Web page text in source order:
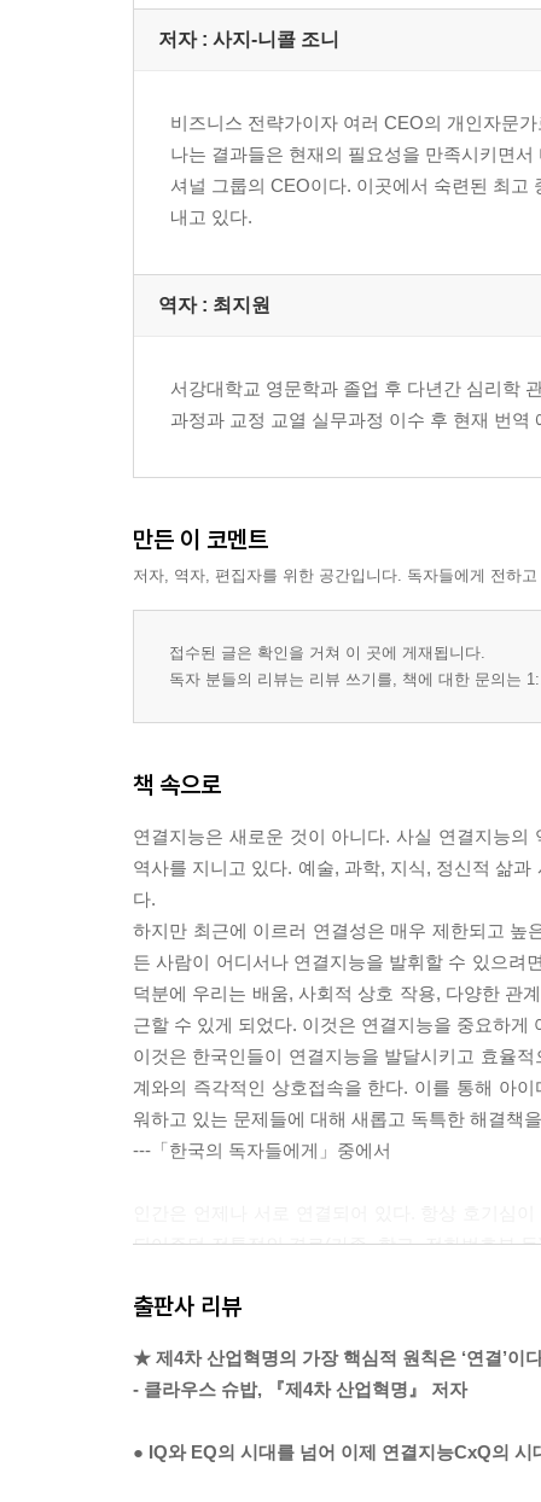
* 연결지능 워크플랜
* 나의 연결지능 지수는?
* 연결지능 오리엔테이션
* 연결지능 독서토론 가이드
* 연결지능 개요
참고문헌
저자 : 사지-니콜 조니
비즈니스 전략가이자 여러 CEO의 개인자문
나는 결과들은 현재의 필요성을 만족시키면
셔널 그룹의 CEO이다. 이곳에서 숙련된 최고
내고 있다.
역자 : 최지원
서강대학교 영문학과 졸업 후 다년간 심리학
과정과 교정 교열 실무과정 이수 후 현재 번
만든 이 코멘트
저자, 역자, 편집자를 위한 공간입니다. 독자들에게 전하
접수된 글은 확인을 거쳐 이 곳에 게재됩니다.
독자 분들의 리뷰는 리뷰 쓰기를, 책에 대한 문의는
책 속으로
연결지능은 새로운 것이 아니다. 사실 연결지능
역사를 지니고 있다. 예술, 과학, 지식, 정신적 삶
다.
하지만 최근에 이르러 연결성은 매우 제한되고 높
든 사람이 어디서나 연결지능을 발휘할 수 있으려
덕분에 우리는 배움, 사회적 상호 작용, 다양한 관
근할 수 있게 되었다. 이것은 연결지능을 중요하게
이것은 한국인들이 연결지능을 발달시키고 효율
계와의 즉각적인 상호접속을 한다. 이를 통해 아
워하고 있는 문제들에 대해 새롭고 독특한 해결책
---「한국의 독자들에게」중에서
되어주던 전통적인 경로(가족, 학교, 전화번호부
연결지능의 본질이 대중적이라는 점이다.
떻게 훨씬 더 빨리 정돈해낼 수 있을까? 어떻게
거대한 오락적 요소들을 극복하여 좀 더 높은 목
---「CHAPTER 01 거대한 물결」중에서
출판사 리뷰
★ 제4차 산업혁명의 가장 핵심적 원칙은 ‘연결’이
- 클라우스 슈밥, 『제4차 산업혁명』 저자
● IQ와 EQ의 시대를 넘어 이제 연결지능CxQ의 시